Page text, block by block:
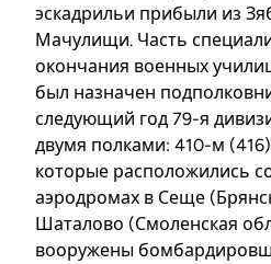
эскадрильи прибыли из
Мачулищи. Часть
окончания военных
был назначен
следующий год 79-я
двумя полками: 410-м
которые расположились
аэродромах в Сеще
Шаталово (Смоленская
вооружены